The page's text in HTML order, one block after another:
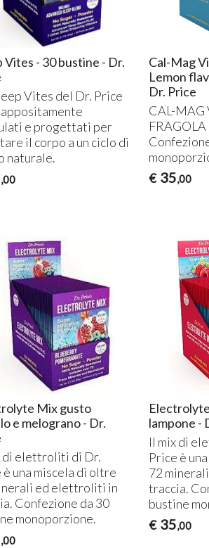
Vites - 30 bustine - Dr.
Vites del Dr. Price
e progettati per
il corpo a un ciclo di
naturale.
,00
Cal-Mag
Lemon
Dr. Price
CAL -MAG
FRAGOLA
€ 35,00
Mix gusto
e melograno - Dr.
di elettroliti di Dr.
è una miscela di oltre
ed elettroliti in
Confezione da 30
monoporzione.
,00
lampone -
Il mix di
Price è
72
traccia.
bustine
€ 35,00